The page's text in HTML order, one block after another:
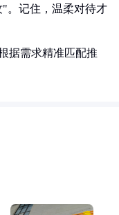
。记住，温柔对待才
据需求精准匹配推